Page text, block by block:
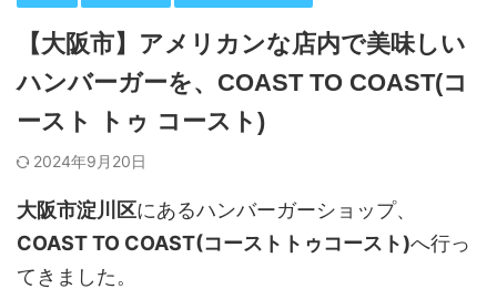
【大阪市】アメリカンな店内で美味しい
ハンバーガーを、COAST TO COAST(コ
ースト トゥ コースト)
2024年9月20日
大阪市淀川区にあるハンバーガーショップ、
COAST TO COAST(コーストトゥコースト)へ行っ
てきました。